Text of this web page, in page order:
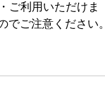
ご利用いただけま
ご注意ください。